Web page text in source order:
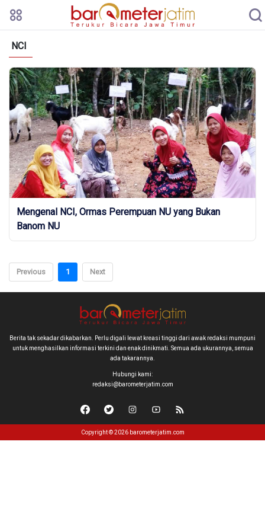
NCI
Mengenal NCI, Ormas Perempuan NU yang Bukan
Banom NU
Previous 1 Next
Berita tak sekadar dikabarkan. Perlu digali lewat kreasi tinggi dari awak redaksi mumpuni
untuk menghasilkan informasi terkini dan enak dinikmati. Semua ada ukurannya, semua
ada takarannya.
Hubungi kami:
redaksi@barometerjatim.com
Copyright © 2026 barometerjatim.com